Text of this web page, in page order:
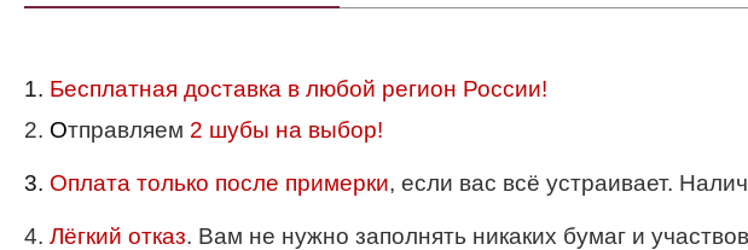
1. Бесплатная доставка в любой регион России!
2. Отправляем 2 шубы на выбор!
3. Оплата только после примерки, если вас всё устраивает.
4. Лёгкий отказ. Вам не нужно заполнять никаких бумаг и